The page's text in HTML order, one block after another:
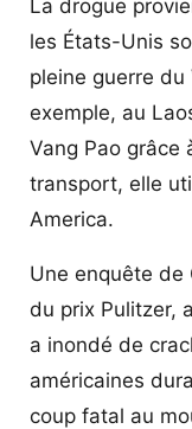
La drogue
les États-Unis
pleine guerre
exemple, au
Vang Pao grâce
transport, elle
America.
Une enquête de
du prix Pulitzer,
a inondé de
américaines
coup fatal au